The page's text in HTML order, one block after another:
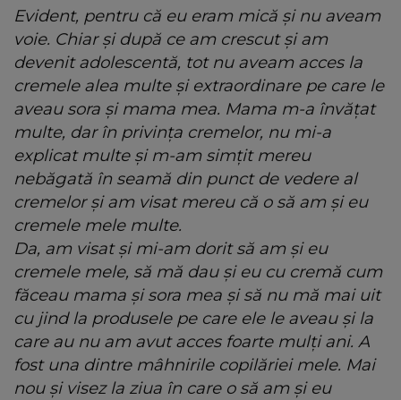
Evident, pentru că eu eram mică și nu aveam
voie. Chiar și după ce am crescut și am
devenit adolescentă, tot nu aveam acces la
cremele alea multe și extraordinare pe care le
aveau sora și mama mea. Mama m-a învățat
multe, dar în privința cremelor, nu mi-a
explicat multe și m-am simțit mereu
nebăgată în seamă din punct de vedere al
cremelor și am visat mereu că o să am și eu
cremele mele multe.
Da, am visat și mi-am dorit să am și eu
cremele mele, să mă dau și eu cu cremă cum
făceau mama și sora mea și să nu mă mai uit
cu jind la produsele pe care ele le aveau și la
care au nu am avut acces foarte mulți ani. A
fost una dintre mâhnirile copilăriei mele. Mai
nou și visez la ziua în care o să am și eu